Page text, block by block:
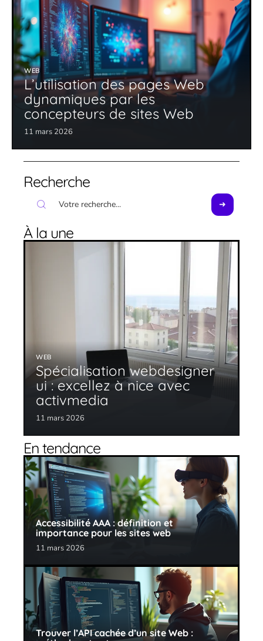
WEB
L’utilisation des pages Web
dynamiques par les
concepteurs de sites Web
11 mars 2026
Recherche
À la une
WEB
Spécialisation webdesigner
ui : excellez à nice avec
activmedia
11 mars 2026
En tendance
Accessibilité AAA : définition et
importance pour les sites web
11 mars 2026
Trouver l’API cachée d’un site Web :